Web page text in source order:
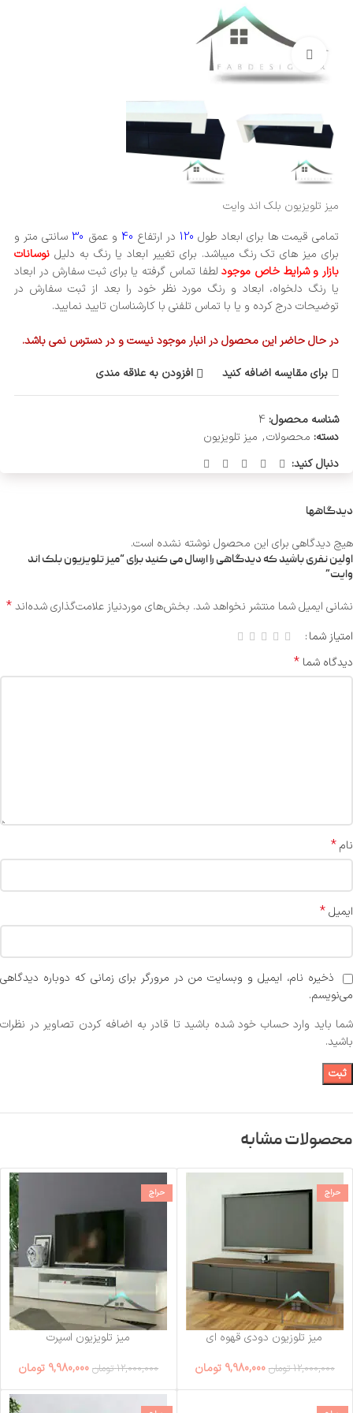
میز تلویزیون بلک اند وایت
تمامی قیمت ها برای ابعاد طول 120 در ارتفاع و عمق 30 سانتی متر و
برای میز های تک رنگ میباشد. برای تغییر ابعاد یا رنگ به دلیل نوسانات
بازار و شرایط خاص موجودلطفا تماس گرفته یا برای ثبت سفارش در ابعاد
یا رنگ دلخواه، ابعاد و رنگ مورد نظر خود را بعد از ثبت سفارش در
توضیحات درج کرده و یا با تماس تلفنی با کارشناسان تایید نمایید.
در حال حاضر این محصول در انبار موجود نیست و در دسترس نمی باشد.
برای مقایسه اضافه کنید
افزودن به علاقه مندی
شناسه محصول: 4
دسته: محصولات, میز تلویزیون
دنبال کنید:
دیدگاهها
هیچ دیدگاهی برای این محصول نوشته نشده است.
اولین نفری باشید که دیدگاهی را ارسال می کنید برای “میز تلویزیون بلک اند
وایت”
نشانی ایمیل شما منتشر نخواهد شد. بخش‌های موردنیاز علامت‌گذاری شده‌اند*
امتیاز شما
دیدگاه شما *
نام*
ایمیل*
ذخیره نام، ایمیل و وبسایت من در مرورگر برای زمانی که دوباره دیدگاهی
می‌نویسم.
شما باید وارد حساب خود شده باشید تا قادر به اضافه کردن تصاویر در نظرات
باشید.
محصولات مشابه
حراج
میز تلوزیون دودی قهوه ای
12,000,000 تومان 9,980,000 تومان
حراج
میز تلویزیون اسپرت
12,000,000 تومان 9,980,000 تومان